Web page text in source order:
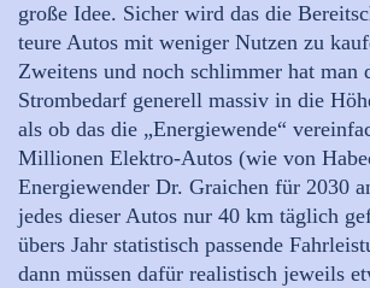
große Idee. Sicher wird das die
teure Autos mit weniger Nutzen zu
Zweitens und noch schlimmer hat man
Strombedarf generell massiv in die
als ob das die „Energiewende“
Millionen Elektro-Autos (wie von
Energiewender Dr. Graichen für 2030
jedes dieser Autos nur 40 km täglich
übers Jahr statistisch passende
dann müssen dafür realistisch jeweils